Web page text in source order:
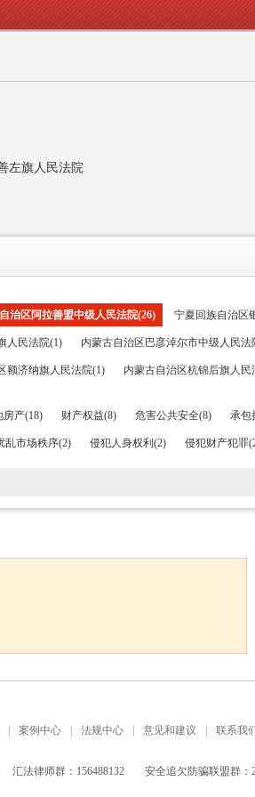
左旗人民法院
治区阿拉善盟中级人民法院(26) 宁夏回族自治区
人民法院(1) 内蒙古自治区巴彦淖尔市中级人民法
额济纳旗人民法院(1) 内蒙古自治区杭锦后旗人民
房产(18) 财产权益(8) 危害公共安全(8) 承包
乱市场秩序(2) 侵犯人身权利(2) 侵犯财产犯罪
案例中心 法规中心 意见和建议 联系我
汇法律师群：156488132 安全追欠防骗联盟群：